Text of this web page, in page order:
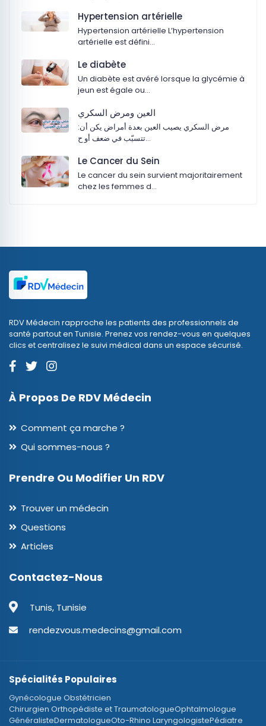
Hypertension artérielle
Hypertension artérielle L’hypertension
artérielle est défini…
Le diabète
Un diabète est avéré lorsque la glycémie à
jeun est égale ou…
‏العين ومرض السكري
:‏مرض السكري يصيب العين بعدة أمراض يكن أن
تتسبّب في ضعف أو ح…
Le Cancer du Sein
Le cancer du sein survient majoritairement
chez les femmes d…
RDV Médecin rapproche les patients des professionnels de
santé partout en Tunisie. Prenez vos rendez-vous en quelques
clics et centralisez le suivi médical dans un espace sécurisé.
À Propos De RDV Médecin
Comment ça marche ?
Qui sommes-nous ?
Prendre Ou Modifier Un RDV
Trouver un médecin
Questions
Articles
Contactez-Nous
Tunis, Tunisie
rendezvous.medecins@gmail.com
Spécialités Populaires
Gynécologue Obstétricien
Chirurgien Orthopédiste et TraumatologueOphtalmologue
GénéralisteDermatologueOto-Rhino LaryngologistePédiatre